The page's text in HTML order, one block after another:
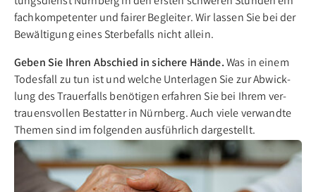
fach­kom­pe­ten­ter und fai­rer Be­glei­ter. Wir las­sen Sie bei der
Be­wäl­ti­gung ei­nes Ster­be­falls nicht al­lein.
Geben Sie Ihren Ab­schied in si­che­re Hän­de.Was in ei­nem
To­des­fall zu tun ist und wel­che Un­ter­la­gen Sie zur Ab­wick­
lung des Trau­er­falls be­nö­ti­gen er­fah­ren Sie bei Ih­rem ver­
trau­ens­vol­len Be­stat­ter in Nürn­berg. Auch vie­le ver­wand­te
The­men sind im fol­gen­den aus­führ­lich dar­ge­stellt.